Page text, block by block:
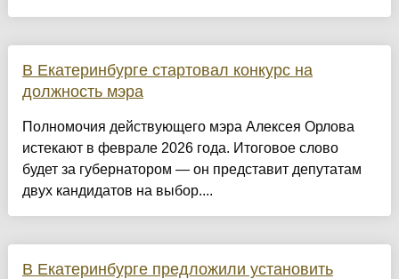
В Екатеринбурге стартовал конкурс на
должность мэра
Полномочия действующего мэра Алексея Орлова
истекают в феврале 2026 года. Итоговое слово
будет за губернатором — он представит депутатам
двух кандидатов на выбор....
В Екатеринбурге предложили установить